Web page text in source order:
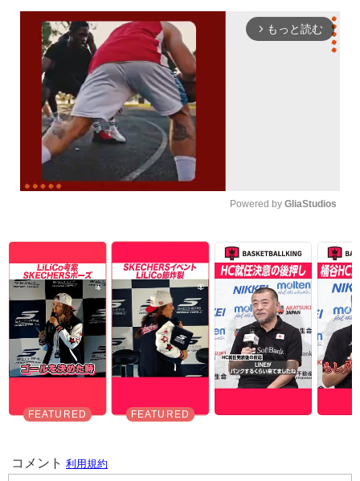
arrow_forward_ios もっと読む
Powered by GliaStudios